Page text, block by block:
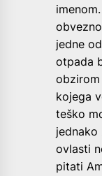
jedne
otpada
obzirom
kojega
teško
jednako
ovlasti
pitati